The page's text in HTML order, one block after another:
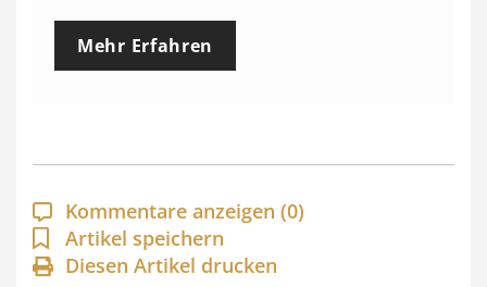
e
p
a
n
n
Mehr Erfahren
Kommentare anzeigen (0)
Artikel speichern
Diesen Artikel drucken